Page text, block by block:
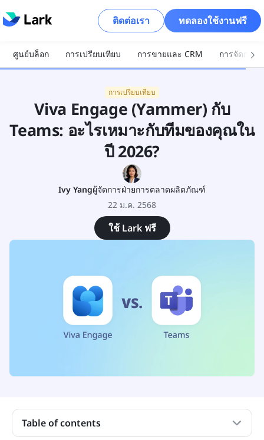
ติดต่อเรา ทดลองใช้งานฟรี
ศูนย์บล็อก การเปรียบเทียบ การขายและ CRM การจัดการ
การเปรียบเทียบ
Viva Engage (Yammer) กับ
Teams: อะไรเหมาะกับทีมของคุณใน
ปี 2026?
Ivy Yangผู้จัดการฝ่ายการตลาดผลิตภัณฑ์
22 ม.ค. 2568
ใช้ Lark ฟรี
Table of contents
อันไหนมีคุณสมบัติที่ดีที่สุด?